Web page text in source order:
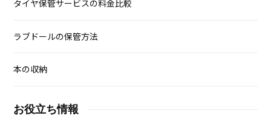
タイヤ保管サービスの料金比較
ラブドールの保管方法
本の収納
お役立ち情報